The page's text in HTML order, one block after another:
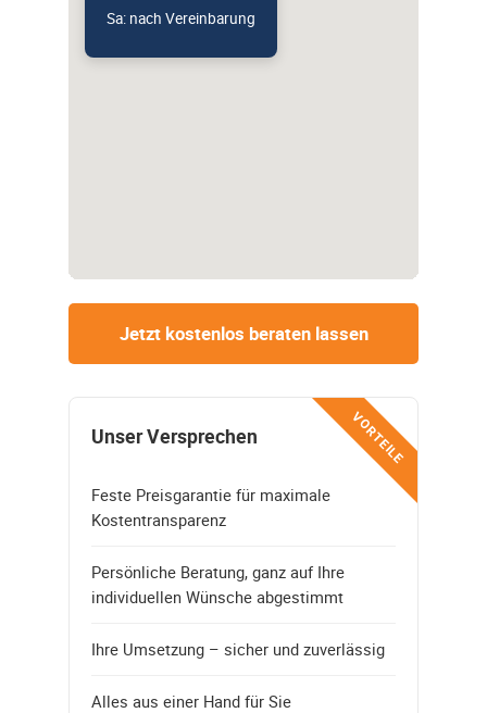
Sa: nach Vereinbarung
Jetzt kostenlos beraten lassen
VORTEILE
Unser Versprechen
Feste Preisgarantie für maximale
Kostentransparenz
Persönliche Beratung, ganz auf Ihre
individuellen Wünsche abgestimmt
Ihre Umsetzung – sicher und zuverlässig
Alles aus einer Hand für Sie